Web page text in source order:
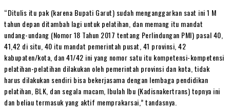
“Ditulis itu pak (karena Bupati Garut) sudah menganggarkan saat ini 1 M
tahun depan ditambah lagi untuk pelatihan, dan memang itu mandat
undang-undang (Nomor 18 Tahun 2017 tentang Perlindungan PMI) pasal 40,
41,42 di situ, 40 itu mandat pemerintah pusat, 41 provinsi, 42
kabupaten/kota, dan 41/42 ini yang nomor satu itu kompetensi-kompetensi
pelatihan-pelatihan dilakukan oleh pemerintah provinsi dan kota, tidak
harus dilakukan sendiri bisa bekerjasama dengan lembaga pendidikan
pelatihan, BLK, dan segala macam, Ibulah Ibu (Kadisnakertrans) topnya ini
dan beliau termasuk yang aktif memprakarsai,” tandasnya.